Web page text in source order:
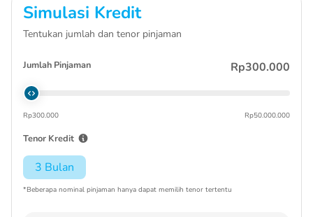
Simulasi Kredit
Tentukan jumlah dan tenor pinjaman
Jumlah Pinjaman Rp300.000
Rp300.000 Rp50.000.000
Tenor Kredit
3 Bulan
*Beberapa nominal pinjaman hanya dapat memilih tenor tertentu